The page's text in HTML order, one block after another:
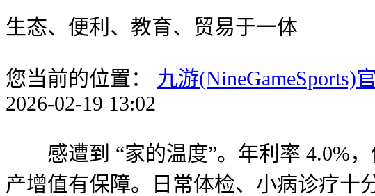
生态、便利、教育、贸易于一体
您当前的位置： 九游(NineGameSports)
2026-02-19 13:02
感遭到 “家的温度”。年利率 4.0%，
产增值有保障。日常体检、小病诊疗十